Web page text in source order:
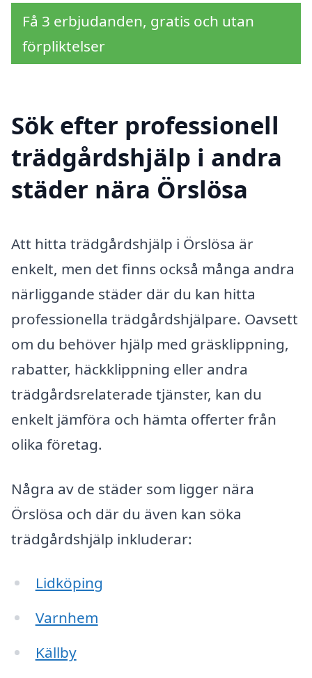
Få 3 erbjudanden, gratis och utan
förpliktelser
Sök efter professionell
trädgårdshjälp i andra
städer nära Örslösa
Att hitta trädgårdshjälp i Örslösa är
enkelt, men det finns också många andra
närliggande städer där du kan hitta
professionella trädgårdshjälpare. Oavsett
om du behöver hjälp med gräsklippning,
rabatter, häckklippning eller andra
trädgårdsrelaterade tjänster, kan du
enkelt jämföra och hämta offerter från
olika företag.
Några av de städer som ligger nära
Örslösa och där du även kan söka
trädgårdshjälp inkluderar:
Lidköping
Varnhem
Källby